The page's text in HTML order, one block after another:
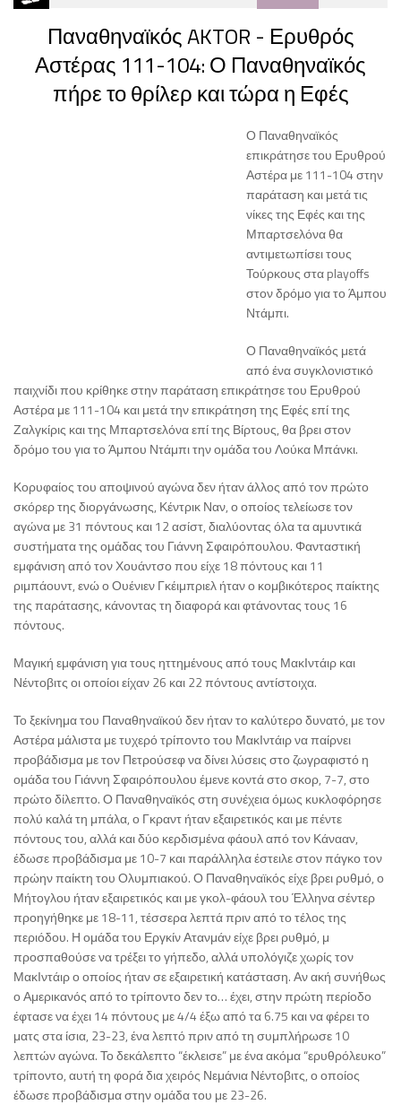
Παναθηναϊκός AKTOR - Ερυθρός
Αστέρας 111-104: Ο Παναθηναϊκός
πήρε το θρίλερ και τώρα η Εφές
Ο Παναθηναϊκός
επικράτησε του Ερυθρού
Αστέρα με 111-104 στην
παράταση και μετά τις
νίκες της Εφές και της
Μπαρτσελόνα θα
αντιμετωπίσει τους
Τούρκους στα playoffs
στον δρόμο για το Άμπου
Ντάμπι.
Ο Παναθηναϊκός μετά
από ένα συγκλονιστικό
παιχνίδι που κρίθηκε στην παράταση επικράτησε του Ερυθρού
Αστέρα με 111-104 και μετά την επικράτηση της Εφές επί της
Ζαλγκίρις και της Μπαρτσελόνα επί της Βίρτους, θα βρει στον
δρόμο του για το Άμπου Ντάμπι την ομάδα του Λούκα Μπάνκι.
Κορυφαίος του αποψινού αγώνα δεν ήταν άλλος από τον πρώτο
σκόρερ της διοργάνωσης, Κέντρικ Ναν, ο οποίος τελείωσε τον
αγώνα με 31 πόντους και 12 ασίστ, διαλύοντας όλα τα αμυντικά
συστήματα της ομάδας του Γιάννη Σφαιρόπουλου. Φανταστική
εμφάνιση από τον Χουάντσο που είχε 18 πόντους και 11
ριμπάουντ, ενώ ο Ουένιεν Γκέιμπριελ ήταν ο κομβικότερος παίκτης
της παράτασης, κάνοντας τη διαφορά και φτάνοντας τους 16
πόντους.
Μαγική εμφάνιση για τους ηττημένους από τους ΜακΙντάιρ και
Νέντοβιτς οι οποίοι είχαν 26 και 22 πόντους αντίστοιχα.
Το ξεκίνημα του Παναθηναϊκού δεν ήταν το καλύτερο δυνατό, με τον
Αστέρα μάλιστα με τυχερό τρίποντο του ΜακΙντάιρ να παίρνει
προβάδισμα με τον Πετρούσεφ να δίνει λύσεις στο ζωγραφιστό η
ομάδα του Γιάννη Σφαιρόπουλου έμενε κοντά στο σκορ, 7-7, στο
πρώτο δίλεπτο. Ο Παναθηναϊκός στη συνέχεια όμως κυκλοφόρησε
πολύ καλά τη μπάλα, ο Γκραντ ήταν εξαιρετικός και με πέντε
πόντους του, αλλά και δύο κερδισμένα φάουλ από τον Κάνααν,
έδωσε προβάδισμα με 10-7 και παράλληλα έστειλε στον πάγκο τον
πρώην παίκτη του Ολυμπιακού. Ο Παναθηναϊκός είχε βρει ρυθμό, ο
Μήτογλου ήταν εξαιρετικός και με γκολ-φάουλ του Έλληνα σέντερ
προηγήθηκε με 18-11, τέσσερα λεπτά πριν από το τέλος της
περιόδου. Η ομάδα του Εργκίν Ατανμάν είχε βρει ρυθμό, μ
προσπαθούσε να τρέξει το γήπεδο, αλλά υπολόγιζε χωρίς τον
ΜακΙντάιρ ο οποίος ήταν σε εξαιρετική κατάσταση. Αν ακή συνήθως
ο Αμερικανός από το τρίποντο δεν το… έχει, στην πρώτη περίοδο
έφτασε να έχει 14 πόντους με 4/4 έξω από τα 6.75 και να φέρει το
ματς στα ίσια, 23-23, ένα λεπτό πριν από τη συμπλήρωσε 10
λεπτών αγώνα. Το δεκάλεπτο “έκλεισε” με ένα ακόμα “ερυθρόλευκο”
τρίποντο, αυτή τη φορά δια χειρός Νεμάνια Νέντοβιτς, ο οποίος
έδωσε προβάδισμα στην ομάδα του με 23-26.